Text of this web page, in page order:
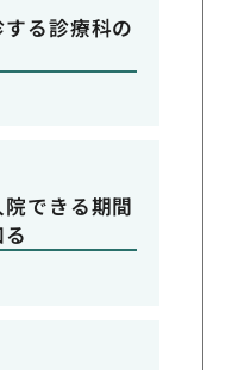
る診療科の
できる期間